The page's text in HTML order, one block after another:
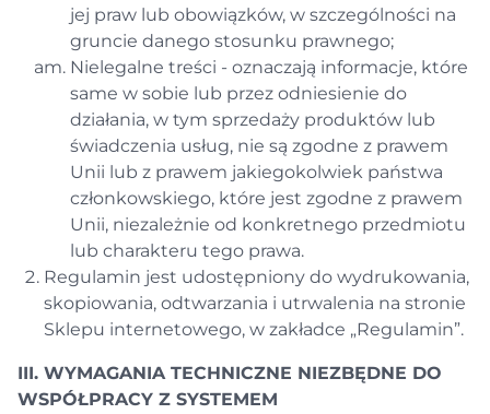
jej praw lub obowiązków, w szczególności na
gruncie danego stosunku prawnego;
Nielegalne treści - oznaczają informacje, które
same w sobie lub przez odniesienie do
działania, w tym sprzedaży produktów lub
świadczenia usług, nie są zgodne z prawem
Unii lub z prawem jakiegokolwiek państwa
członkowskiego, które jest zgodne z prawem
Unii, niezależnie od konkretnego przedmiotu
lub charakteru tego prawa.
Regulamin jest udostępniony do wydrukowania,
skopiowania, odtwarzania i utrwalenia na stronie
Sklepu internetowego, w zakładce „Regulamin”.
III. WYMAGANIA TECHNICZNE NIEZBĘDNE DO
WSPÓŁPRACY Z SYSTEMEM